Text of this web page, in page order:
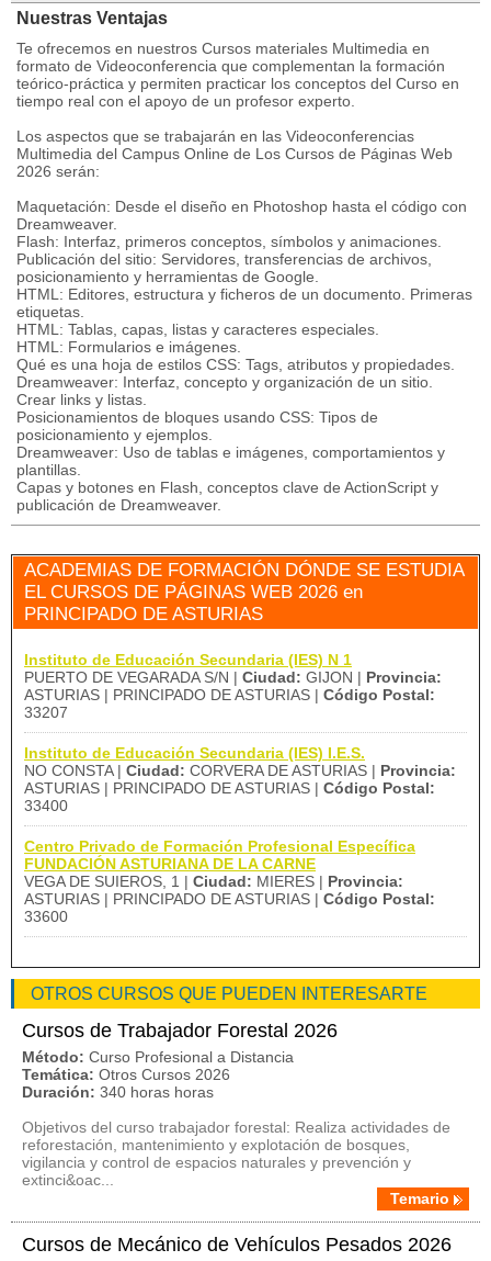
Nuestras Ventajas
Te ofrecemos en nuestros Cursos materiales Multimedia en
formato de Videoconferencia que complementan la formación
teórico-práctica y permiten practicar los conceptos del Curso en
tiempo real con el apoyo de un profesor experto.
Los aspectos que se trabajarán en las Videoconferencias
Multimedia del Campus Online de Los Cursos de Páginas Web
2026 serán:
Maquetación: Desde el diseño en Photoshop hasta el código con
Dreamweaver.
Flash: Interfaz, primeros conceptos, símbolos y animaciones.
Publicación del sitio: Servidores, transferencias de archivos,
posicionamiento y herramientas de Google.
HTML: Editores, estructura y ficheros de un documento. Primeras
etiquetas.
HTML: Tablas, capas, listas y caracteres especiales.
HTML: Formularios e imágenes.
Qué es una hoja de estilos CSS: Tags, atributos y propiedades.
Dreamweaver: Interfaz, concepto y organización de un sitio.
Crear links y listas.
Posicionamientos de bloques usando CSS: Tipos de
posicionamiento y ejemplos.
Dreamweaver: Uso de tablas e imágenes, comportamientos y
plantillas.
Capas y botones en Flash, conceptos clave de ActionScript y
publicación de Dreamweaver.
ACADEMIAS DE FORMACIÓN DÓNDE SE ESTUDIA
EL CURSOS DE PÁGINAS WEB 2026 en
PRINCIPADO DE ASTURIAS
Instituto de Educación Secundaria (IES) N 1
PUERTO DE VEGARADA S/N | Ciudad: GIJON | Provincia:
ASTURIAS | PRINCIPADO DE ASTURIAS | Código Postal:
33207
Instituto de Educación Secundaria (IES) I.E.S.
NO CONSTA | Ciudad: CORVERA DE ASTURIAS | Provincia:
ASTURIAS | PRINCIPADO DE ASTURIAS | Código Postal:
33400
Centro Privado de Formación Profesional Específica
FUNDACIÓN ASTURIANA DE LA CARNE
VEGA DE SUIEROS, 1 | Ciudad: MIERES | Provincia:
ASTURIAS | PRINCIPADO DE ASTURIAS | Código Postal:
33600
OTROS CURSOS QUE PUEDEN INTERESARTE
Cursos de Trabajador Forestal 2026
Método: Curso Profesional a Distancia
Temática: Otros Cursos 2026
Duración: 340 horas horas
Objetivos del curso trabajador forestal: Realiza actividades de
reforestación, mantenimiento y explotación de bosques,
vigilancia y control de espacios naturales y prevención y
extinci&oac...
Temario
Cursos de Mecánico de Vehículos Pesados 2026